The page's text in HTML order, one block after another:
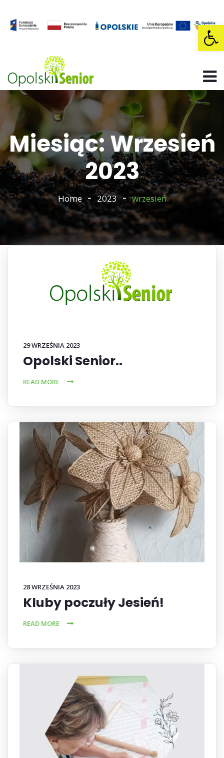
Miesiąc: Wrzesień
2023
Home 2023 wrzesień
29 WRZEŚNIA 2023
Opolski Senior..
READ MORE
28 WRZEŚNIA 2023
Kluby poczuły Jesień!
READ MORE